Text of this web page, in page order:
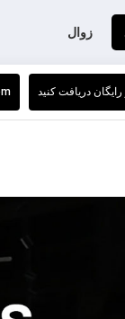
زوال
دریافت کنید